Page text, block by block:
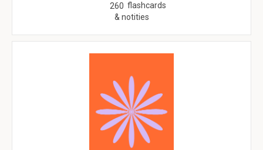
260 flashcards
& notities